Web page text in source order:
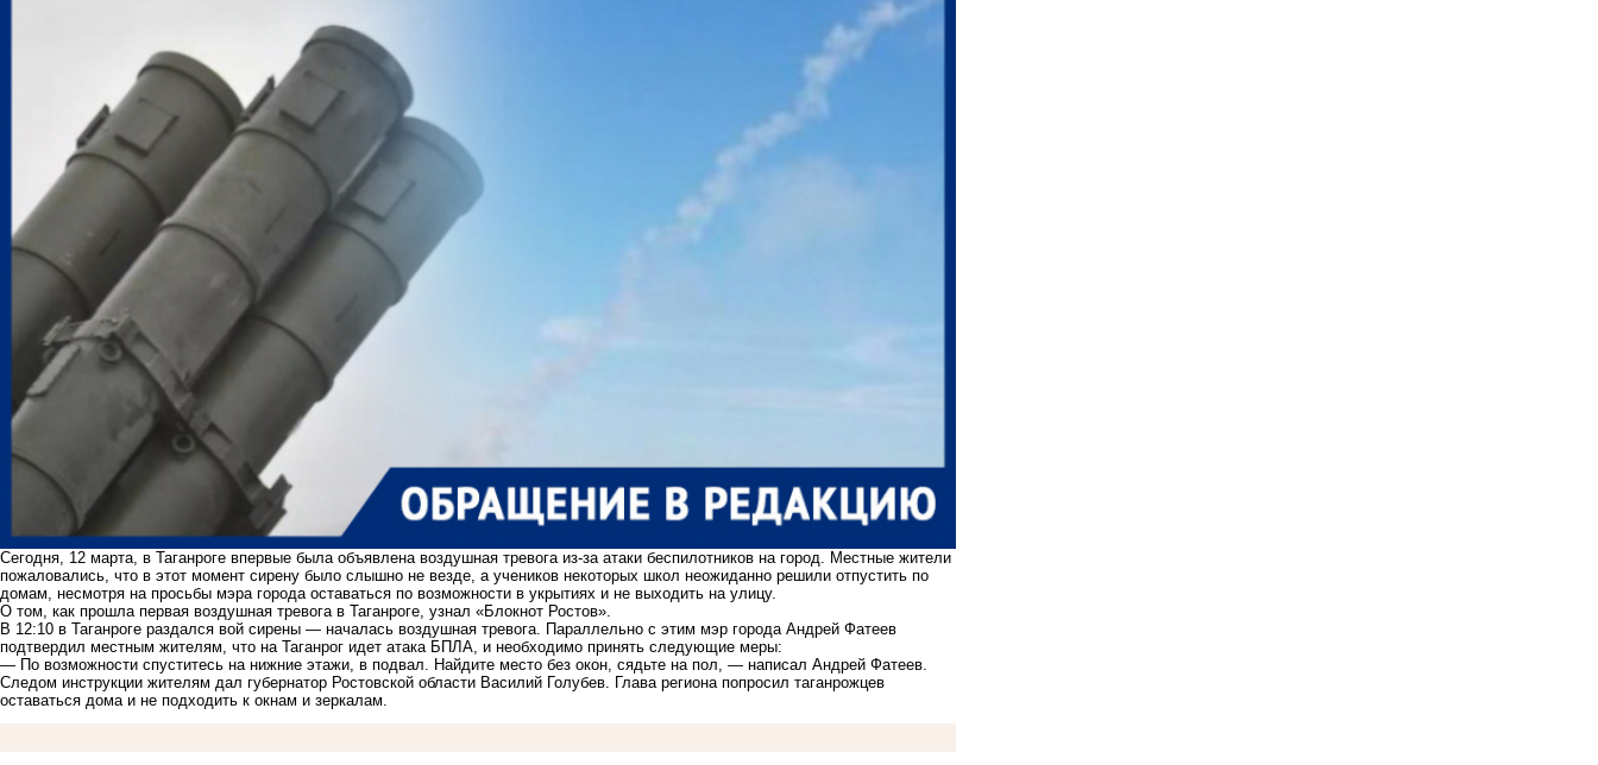
Сегодня, 12 марта, в Таганроге впервые была объявлена воздушная тревога из-за атаки беспилотников на город. Местные жители
пожаловались, что в этот момент сирену было слышно не везде, а учеников некоторых школ неожиданно решили отпустить по
домам, несмотря на просьбы мэра города оставаться по возможности в укрытиях и не выходить на улицу.
О том, как прошла первая воздушная тревога в Таганроге, узнал «Блокнот Ростов».
В 12:10 в Таганроге раздался вой сирены — началась воздушная тревога. Параллельно с этим мэр города Андрей Фатеев
подтвердил местным жителям, что на Таганрог идет атака БПЛА, и необходимо принять следующие меры:
— По возможности спуститесь на нижние этажи, в подвал. Найдите место без окон, сядьте на пол, — написал Андрей Фатеев.
Следом инструкции жителям дал губернатор Ростовской области Василий Голубев. Глава региона попросил таганрожцев
оставаться дома и не подходить к окнам и зеркалам.